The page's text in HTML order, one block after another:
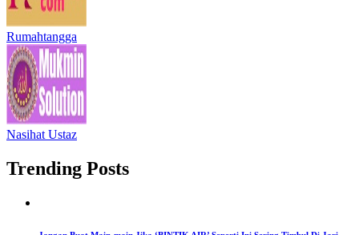
Rumahtangga
Nasihat Ustaz
Trending Posts